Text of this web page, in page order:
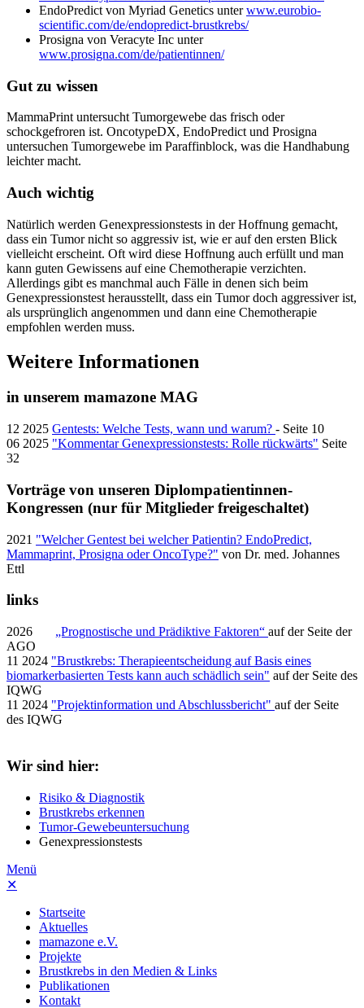
EndoPredict von Myriad Genetics unter www.eurobio-
scientific.com/de/endopredict-brustkrebs/
Prosigna von Veracyte Inc unter
www.prosigna.com/de/patientinnen/
Gut zu wissen
MammaPrint untersucht Tumorgewebe das frisch oder
schockgefroren ist. OncotypeDX, EndoPredict und Prosigna
untersuchen Tumorgewebe im Paraffinblock, was die Handhabung
leichter macht.
Auch wichtig
Natürlich werden Genexpressionstests in der Hoffnung gemacht,
dass ein Tumor nicht so aggressiv ist, wie er auf den ersten Blick
vielleicht erscheint. Oft wird diese Hoffnung auch erfüllt und man
kann guten Gewissens auf eine Chemotherapie verzichten.
Allerdings gibt es manchmal auch Fälle in denen sich beim
Genexpressionstest herausstellt, dass ein Tumor doch aggressiver ist,
als ursprünglich angenommen und dann eine Chemotherapie
empfohlen werden muss.
Weitere Informationen
in unserem mamazone MAG
12 2025 Gentests: Welche Tests, wann und warum? - Seite 10
06 2025 "Kommentar Genexpressionstests: Rolle rückwärts" Seite
32
Vorträge von unseren Diplompatientinnen-
Kongressen (nur für Mitglieder freigeschaltet)
2021 "Welcher Gentest bei welcher Patientin? EndoPredict,
Mammaprint, Prosigna oder OncoType?" von Dr. med. Johannes
Ettl
links
2026 „Prognostische und Prädiktive Faktoren“ auf der Seite der
AGO
11 2024 "Brustkrebs: Therapieentscheidung auf Basis eines
biomarkerbasierten Tests kann auch schädlich sein" auf der Seite des
IQWG
11 2024 "Projektinformation und Abschlussbericht" auf der Seite
des IQWG
Wir sind hier:
Risiko & Diagnostik
Brustkrebs erkennen
Tumor-Gewebeuntersuchung
Genexpressionstests
Menü
✕
Startseite
Aktuelles
mamazone e.V.
Projekte
Brustkrebs in den Medien & Links
Publikationen
Kontakt